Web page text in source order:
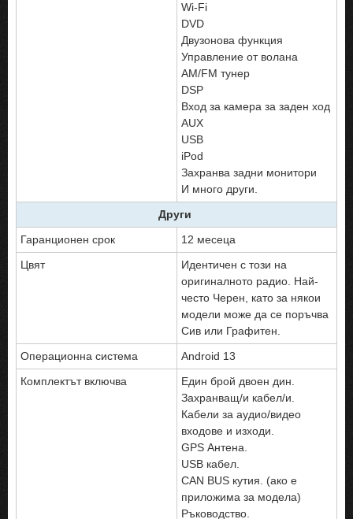
Wi-Fi
DVD
Двузонова функция
Управление от волана
AM/FM тунер
DSP
Вход за камера за заден ход
AUX
USB
iPod
Захранва задни монитори
И много други.
Други
Гаранционен срок
12 месеца
Цвят
Идентичен с този на
оригиналното радио. Най-
често Черен, като за някои
модели може да се поръчва
Сив или Графитен.
Операционна система
Android 13
Комплектът включва
Един брой двоен дин.
Захранващ/и кабел/и.
Кабели за аудио/видео
входове и изходи.
GPS Антена.
USB кабел.
CAN BUS кутия. (ако е
приложима за модела)
Ръководство.